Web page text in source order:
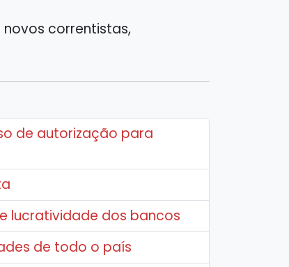
novos correntistas,
de autorização para
lucratividade dos bancos
de todo o país